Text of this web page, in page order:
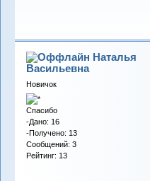
Наталья
Васильевна
Новичок
Спасибо
-Дано: 16
-Получено: 13
Сообщений: 3
Рейтинг: 13